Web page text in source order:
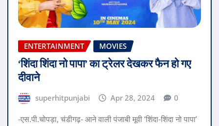
ENTERTAINMENT MOVIES
‘शिंदा शिंदा नो पापा’ का ट्रेलर देखकर फैन हो गए
दीवाने
superhitpunjabi Apr 28, 2024 0
-एस.पी.चोपड़ा, चंडीगढ़- आने वाली पंजाबी मूवी ‘शिंदा-शिंदा नो पापा’